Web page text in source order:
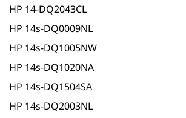
HP 14-DQ2043CL
HP 14s-DQ0009NL
HP 14s-DQ1005NW
HP 14s-DQ1020NA
HP 14s-DQ1504SA
HP 14s-DQ2003NL